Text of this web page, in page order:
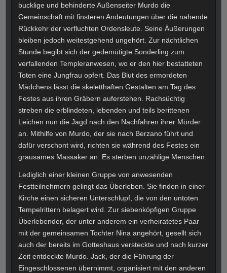
bucklige und behinderte Außenseiter Murdo die
Gemeinschaft mit finsteren Andeutungen über die nahende
Rückkehr der verfluchten Ordensleute. Seine Äußerungen
bleiben jedoch weitestgehend ungehört. Zur nächtlichen
Stunde begibt sich der gedemütigte Sonderling zum
verfallenden Templeranwesen, wo er den hier bestatteten
Toten eine Jungfrau opfert. Das Blut des ermordeten
Mädchens lässt die skeletthaften Gestalten am Tag des
Festes aus ihren Gräbern auferstehen. Rachsüchtig
streben die erblindeten, lebenden und teils berittenen
Leichen nun die Jagd nach den Nachfahren ihrer Mörder
an. Mithilfe von Murdo, der sie nach Berzano führt und
dafür verschont wird, richten sie während des Festes ein
grausames Massaker an. Es sterben unzählige Menschen.
Lediglich einer kleinen Gruppe von anwesenden
Festteilnehmern gelingt das Überleben. Sie finden in einer
Kirche einen sicheren Unterschlupf, die von den untoten
Tempelrittern belagert wird. Zur siebenköpfigen Gruppe
Überlebender, der unter anderem ein verheiratetes Paar
mit der gemeinsamen Tochter Nina angehört, gesellt sich
auch der bereits im Gotteshaus versteckte und nach kurzer
Zeit entdeckte Murdo. Jack, der die Führung der
Eingeschlossenen übernimmt, organisiert mit den anderen